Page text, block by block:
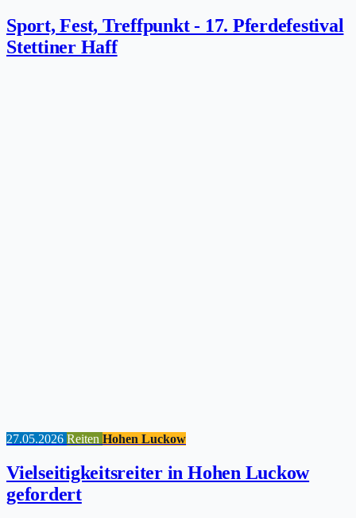
Sport, Fest, Treffpunkt - 17. Pferdefestival
Stettiner Haff
27.05.2026 Reiten Hohen Luckow
Vielseitigkeitsreiter in Hohen Luckow
gefordert